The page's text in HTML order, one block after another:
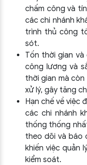
chấm công và
các chi nhánh
trình thủ công
sót.
Tốn thời gian
công lương và
thời gian mà
xử lý, gây tăng
Hạn chế về việc
các chi nhánh
thống thống
theo dõi và báo
khiến việc quản
kiểm soát.